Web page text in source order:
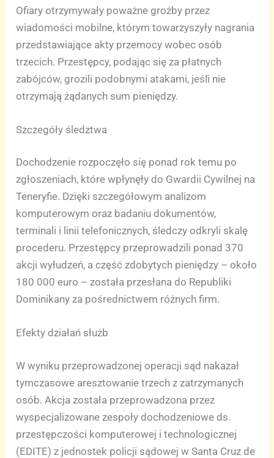
Ofiary otrzymywały poważne groźby przez
wiadomości mobilne, którym towarzyszyły nagrania
przedstawiające akty przemocy wobec osób
trzecich. Przestępcy, podając się za płatnych
zabójców, grozili podobnymi atakami, jeśli nie
otrzymają żądanych sum pieniędzy.
Szczegóły śledztwa
Dochodzenie rozpoczęło się ponad rok temu po
zgłoszeniach, które wpłynęły do Gwardii Cywilnej na
Teneryfie. Dzięki szczegółowym analizom
komputerowym oraz badaniu dokumentów,
terminali i linii telefonicznych, śledczy odkryli skalę
procederu. Przestępcy przeprowadzili ponad 370
akcji wyłudzeń, a część zdobytych pieniędzy – około
180 000 euro – została przesłana do Republiki
Dominikany za pośrednictwem różnych firm.
Efekty działań służb
W wyniku przeprowadzonej operacji sąd nakazał
tymczasowe aresztowanie trzech z zatrzymanych
osób. Akcja została przeprowadzona przez
wyspecjalizowane zespoły dochodzeniowe ds.
przestępczości komputerowej i technologicznej
(EDITE) z jednostek policji sądowej w Santa Cruz de